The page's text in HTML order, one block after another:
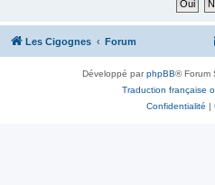
Les Cigognes Forum
Développé parphpBB® Forum
Traduction française
Confidentialité |